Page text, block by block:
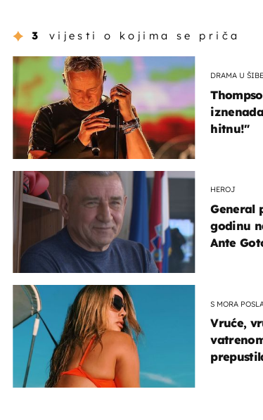
3 vijesti o kojima se priča
DRAMA U
hitnu!"
HEROJ
General
godinu
Ante
S MORA
Vruće,